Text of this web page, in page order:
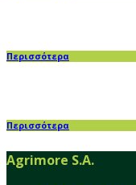
Περισσότερα
Περισσότερα
Agrimore S.A.